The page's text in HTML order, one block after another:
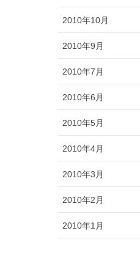
2010年10月
2010年9月
2010年7月
2010年6月
2010年5月
2010年4月
2010年3月
2010年2月
2010年1月